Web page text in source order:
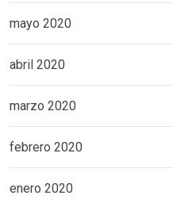
mayo 2020
abril 2020
marzo 2020
febrero 2020
enero 2020